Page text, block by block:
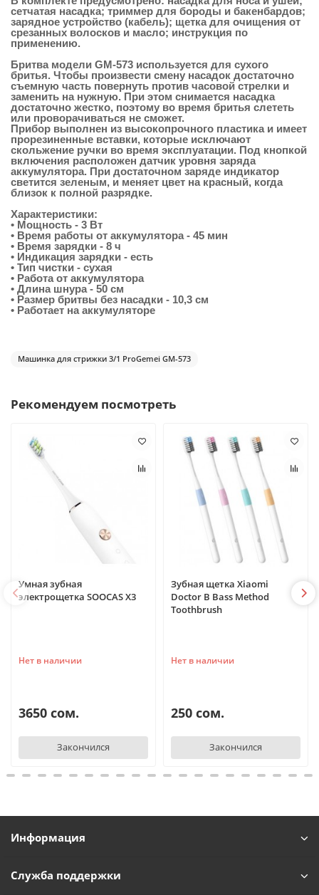
сетчатая насадка; триммер для бороды и бакенбардов;
зарядное устройство (кабель); щетка для очищения от
срезанных волосков и масло; инструкция по
применению.
Бритва модели GM-573 используется для сухого
бритья. Чтобы произвести смену насадок достаточно
съемную часть повернуть против часовой стрелки и
заменить на нужную. При этом снимается насадка
достаточно жестко, поэтому во время бритья слететь
или проворачиваться не сможет.
Прибор выполнен из высокопрочного пластика и имеет
прорезиненные вставки, которые исключают
скольжение ручки во время эксплуатации. Под кнопкой
включения расположен датчик уровня заряда
аккумулятора. При достаточном заряде индикатор
светится зеленым, и меняет цвет на красный, когда
близок к полной разрядке.
Характеристики:
• Мощность - 3 Вт
• Время работы от аккумулятора - 45 мин
• Время зарядки - 8 ч
• Индикация зарядки - есть
• Тип чистки - сухая
• Работа от аккумулятора
• Длина шнура - 50 см
• Размер бритвы без насадки - 10,3 см
• Работает на аккумуляторе
Машинка для стрижки 3/1 ProGemei GM-573
Рекомендуем посмотреть
Умная зубная
электрощетка SOOCAS X3
Нет в наличии
3650 сом.
Закончился
Зубная щетка Xiaomi
Doctor B Bass Method
Toothbrush
Нет в наличии
250 сом.
Закончился
Информация
Служба поддержки